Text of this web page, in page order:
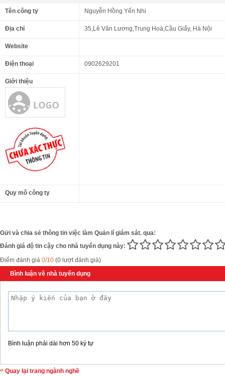
Tên công ty Nguyễn Hồng Yến Nhi
Địa chỉ 35,Lê Văn Lương,Trung Hoà,Cầu Giấy, Hà Nội
Website
Điện thoại 0902629201
Giới thiệu
Quy mô công ty
Gửi và chia sẻ thông tin việc làm Quản lí giám sát. qua:
Đánh giá độ tin cậy cho nhà tuyển dụng này:
Điểm đánh giá 0/10 (0 lượt đánh giá)
Bình luận về nhà tuyển dụng
Bình luận phải dài hơn 50 ký tự
Quay lại trang ngành nghề